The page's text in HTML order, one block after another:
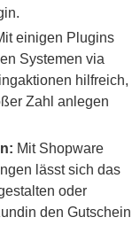
einigen Plugins
Systemen via
hilfreich,
Zahl anlegen
Mit Shopware
lässt sich das
oder
den Gutschein